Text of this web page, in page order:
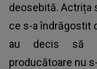
deosebită. Actrița
ce s-a îndrăgostit
au decis să
producătoare nu